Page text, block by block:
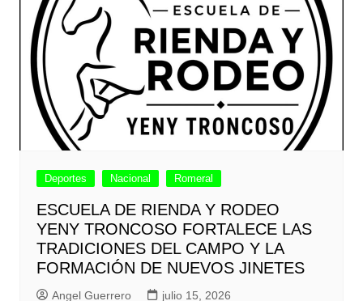
Deportes Nacional Romeral
ESCUELA DE RIENDA Y RODEO
YENY TRONCOSO FORTALECE LAS
TRADICIONES DEL CAMPO Y LA
FORMACIÓN DE NUEVOS JINETES
Angel Guerrero julio 15, 2026